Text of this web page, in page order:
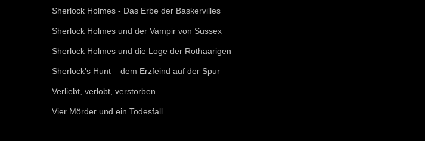
Sherlock Holmes - Das Erbe der Baskervilles
Sherlock Holmes und der Vampir von Sussex
Sherlock Holmes und die Loge der Rothaarigen
Sherlock's Hunt – dem Erzfeind auf der Spur
Verliebt, verlobt, verstorben
Vier Mörder und ein Todesfall